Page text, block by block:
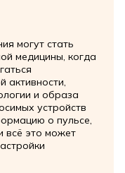
могут стать
медицины, когда
активности,
и образа
устройств
о пульсе,
всё это может